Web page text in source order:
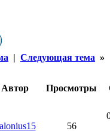
| Следующая тема »
Автор Просмотры
56